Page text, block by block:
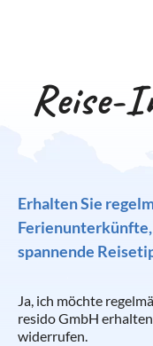
Reise-
Erhalten Sie
spannende
Ja, ich möchte
resido GmbH
widerrufen.